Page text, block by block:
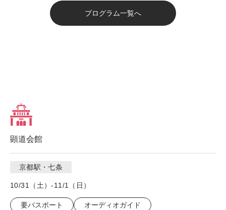
プログラム一覧へ
顕道会館
京都駅・七条
10/31（土）-11/1（日）
要パスポート オーディオガイド